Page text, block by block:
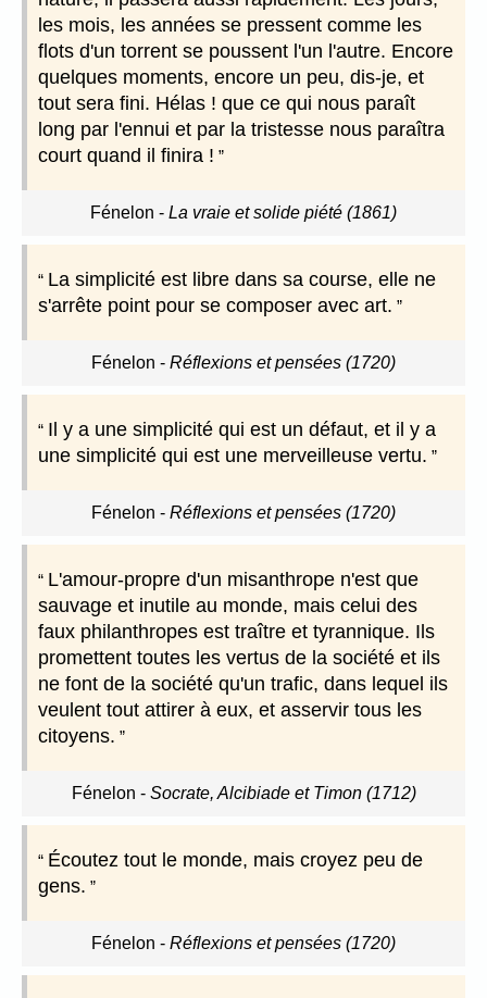
les mois, les années se pressent comme les
flots d'un torrent se poussent l'un l'autre. Encore
quelques moments, encore un peu, dis-je, et
tout sera fini. Hélas ! que ce qui nous paraît
long par l'ennui et par la tristesse nous paraîtra
court quand il finira !
Fénelon - La vraie et solide piété (1861)
La simplicité est libre dans sa course, elle ne
s'arrête point pour se composer avec art.
Fénelon - Réflexions et pensées (1720)
Il y a une simplicité qui est un défaut, et il y a
une simplicité qui est une merveilleuse vertu.
Fénelon - Réflexions et pensées (1720)
L'amour-propre d'un misanthrope n'est que
sauvage et inutile au monde, mais celui des
faux philanthropes est traître et tyrannique. Ils
promettent toutes les vertus de la société et ils
ne font de la société qu'un trafic, dans lequel ils
veulent tout attirer à eux, et asservir tous les
citoyens.
Fénelon - Socrate, Alcibiade et Timon (1712)
Écoutez tout le monde, mais croyez peu de
gens.
Fénelon - Réflexions et pensées (1720)